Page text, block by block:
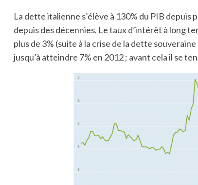
La dette italienne s’élève à 130% du PIB
depuis des décennies. Le taux d’intérêt à long
plus de 3% (suite à la crise de la dette
jusqu’à atteindre 7% en 2012 ; avant cela il se